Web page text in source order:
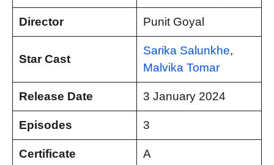
Director Punit Goyal
Star Cast
Sarika Salunkhe,
Malvika Tomar
Release Date 3 January 2024
Episodes 3
Certificate A